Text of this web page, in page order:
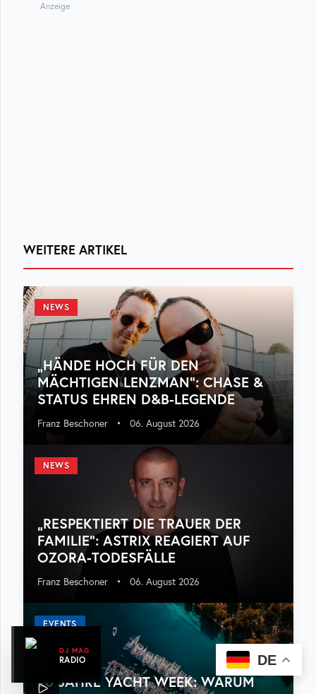
DJ MAG
RADIO
Anzeige
WEITERE ARTIKEL
NEWS
„HÄNDE HOCH FÜR DEN
MÄCHTIGEN LENZMAN“: CHASE &
STATUS EHREN D&B-LEGENDE
Franz Beschoner • 06. August 2026
NEWS
„RESPEKTIERT DIE TRAUER DER
FAMILIE“: ASTRIX REAGIERT AUF
OZORA-TODESFÄLLE
Franz Beschoner • 06. August 2026
EVENTS
20 JAHRE YACHT WEEK: WARUM
DE